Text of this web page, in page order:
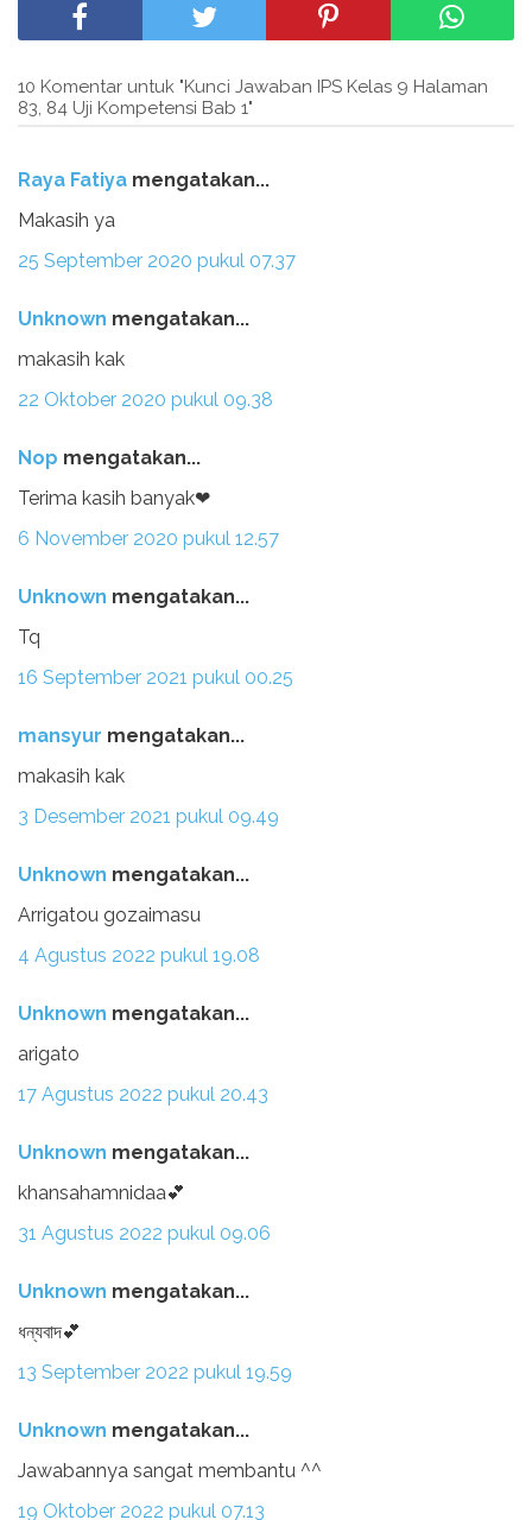
10 Komentar untuk "Kunci Jawaban IPS Kelas 9 Halaman
83, 84 Uji Kompetensi Bab 1"
Raya Fatiya mengatakan...
Makasih ya
25 September 2020 pukul 07.37
Unknown mengatakan...
makasih kak
22 Oktober 2020 pukul 09.38
Nop mengatakan...
Terima kasih banyak❤
6 November 2020 pukul 12.57
Unknown mengatakan...
Tq
16 September 2021 pukul 00.25
mansyur mengatakan...
makasih kak
3 Desember 2021 pukul 09.49
Unknown mengatakan...
Arrigatou gozaimasu
4 Agustus 2022 pukul 19.08
Unknown mengatakan...
arigato
17 Agustus 2022 pukul 20.43
Unknown mengatakan...
khansahamnidaa💕
31 Agustus 2022 pukul 09.06
Unknown mengatakan...
ধন্যবাদ💕
13 September 2022 pukul 19.59
Unknown mengatakan...
Jawabannya sangat membantu ^^
19 Oktober 2022 pukul 07.13